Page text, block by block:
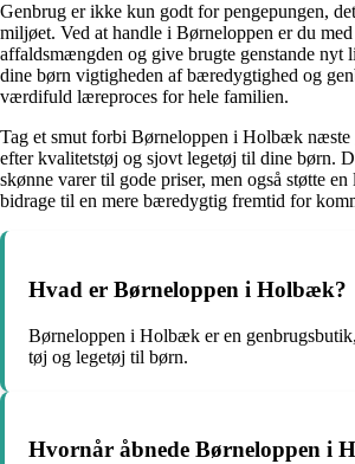
Genbrug er ikke kun godt for pengepungen,
miljøet. Ved at handle i Børneloppen er du
affaldsmængden og give brugte genstande nyt
dine børn vigtigheden af bæredygtighed og
værdifuld læreproces for hele familien.
Tag et smut forbi Børneloppen i Holbæk næste
efter kvalitetstøj og sjovt legetøj til dine børn.
skønne varer til gode priser, men også støtte
bidrage til en mere bæredygtig fremtid for
Hvad er Børneloppen i Holbæk?
Børneloppen i Holbæk er en
tøj og legetøj til børn.
Hvornår åbnede Børneloppen i